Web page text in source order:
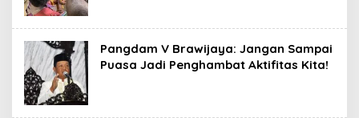
Pangdam V Brawijaya: Jangan Sampai
Puasa Jadi Penghambat Aktifitas Kita!